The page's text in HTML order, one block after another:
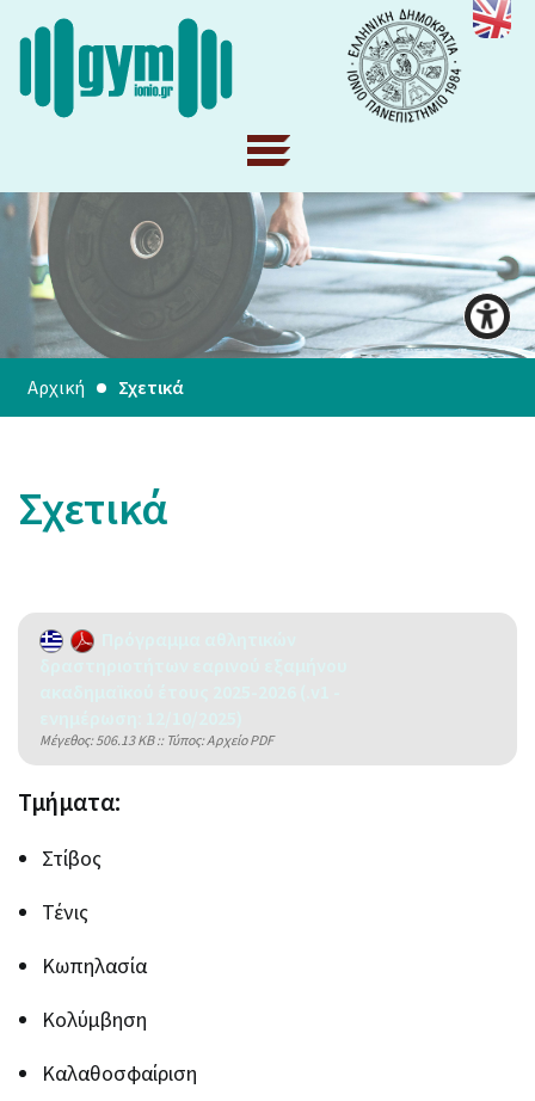
Αρχική Σχετικά
Σχετικά
Mέγεθος: 506.13 KB :: Τύπος: Αρχείο PDF
Τμήματα:
Στίβος
Τένις
Κωπηλασία
Κολύμβηση
Καλαθοσφαίριση